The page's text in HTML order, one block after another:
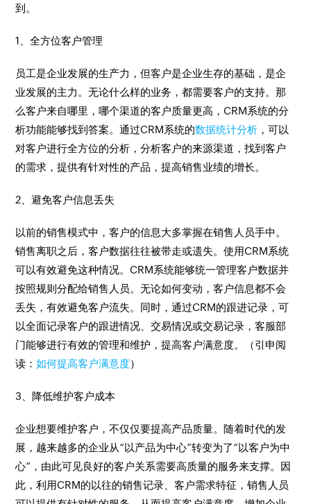
到。
1、全方位客户管理
员工是企业发展的生产力，但客户是企业生存的基础，是企
业发展的主力。无论什么样的业务，都需要客户的支持。那
么客户来自哪里，哪个渠道的客户质量更高，CRM系统的分
析功能能够找到答案。通过CRM系统的数据统计分析 ，可以
对客户进行全方位的分析，分析客户的来源渠道，找到客户
的需求，提供有针对性的产品，提高销售业绩的增长。
2、避免客户信息丢失
以前的销售模式中，客户的信息大多掌握在销售人员手中。
销售离职之后，客户数据往往被带走或遗失。使用CRM系统
可以有效避免这种情况。CRM系统能够统一管理客户数据并
按照规则分配给销售人员。无论如何变动，客户信息都不会
丢失，有效避免客户流失。同时，通过CRM的跟进记录，可
以全面记录客户的跟进情况、交易情况或交易记录，客服部
门能够进行有效的管理和维护，提高客户满意度。（引申阅
读：如何提高客户满意度）
3、降低维护客户成本
企业想要维护客户，不仅仅要提高产品质量。随着时代的发
展，越来越多的企业从“以产品为中心”转变为了“以客户为中
心”，由此可见良好的客户关系需要高质量的服务来支撑。因
此，利用CRM的以往的销售记录、客户需求特征，销售人员